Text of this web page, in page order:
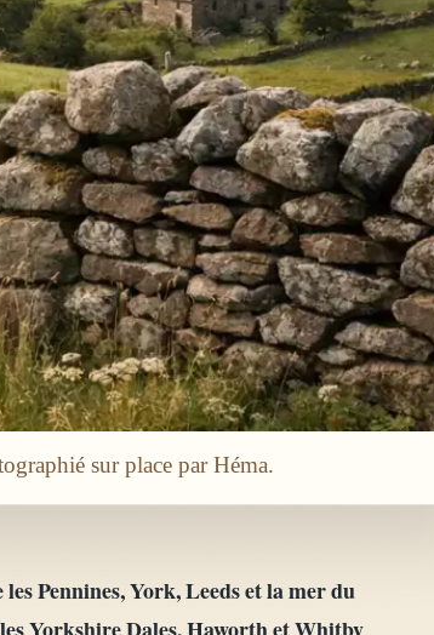
sur place par Héma.
Pennines, York, Leeds et la mer du